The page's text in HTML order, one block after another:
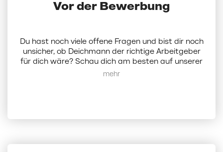
Vor der Bewerbung
Du hast noch viele offene Fragen und bist dir noch
unsicher, ob Deichmann der richtige Arbeitgeber
für dich wäre? Schau dich am besten auf unserer
findest du alle Infos zu uns
Mehr anzeigen